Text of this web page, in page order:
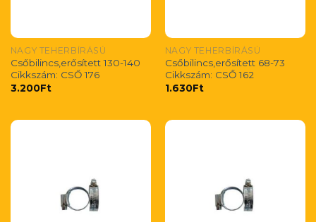
NAGY TEHERBÍRÁSÚ
Csőbilincs,erősített 130-140
Cikkszám: CSŐ 176
3.200Ft
NAGY TEHERBÍRÁSÚ
Csőbilincs,erősített 68-73
Cikkszám: CSŐ 162
1.630Ft